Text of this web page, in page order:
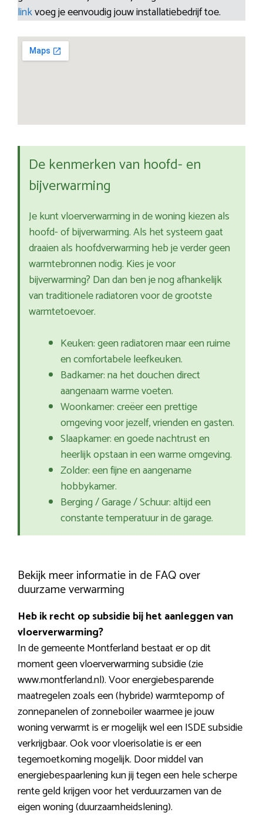
linkvoeg je eenvoudig jouw installatiebedrijf toe.
De kenmerken van hoofd- en
bijverwarming
Je kunt vloerverwarming in de woning kiezen als
hoofd- of bijverwarming. Als het systeem gaat
draaien als hoofdverwarming heb je verder geen
warmtebronnen nodig. Kies je voor
bijverwarming? Dan dan ben je nog afhankelijk
van traditionele radiatoren voor de grootste
warmtetoevoer.
Keuken: geen radiatoren maar een ruime
en comfortabele leefkeuken.
Badkamer: na het douchen direct
aangenaam warme voeten.
Woonkamer: creëer een prettige
omgeving voor jezelf, vrienden en gasten.
Slaapkamer: en goede nachtrust en
heerlijk opstaan in een warme omgeving.
Zolder: een fijne en aangename
hobbykamer.
Berging / Garage / Schuur: altijd een
constante temperatuur in de garage.
Bekijk meer informatie in de FAQ over
duurzame verwarming
Heb ik recht op subsidie bij het aanleggen van
vloerverwarming?
In de gemeente Montferland bestaat er op dit
moment geen vloerverwarming subsidie (zie
www.montferland.nl). Voor energiebesparende
maatregelen zoals een (hybride) warmtepomp of
zonnepanelen of zonneboiler waarmee je jouw
woning verwarmt is er mogelijk wel een ISDE subsidie
verkrijgbaar. Ook voor vloerisolatie is er een
tegemoetkoming mogelijk. Door middel van
energiebespaarlening kun jij tegen een hele scherpe
rente geld krijgen voor het verduurzamen van de
eigen woning (duurzaamheidslening).